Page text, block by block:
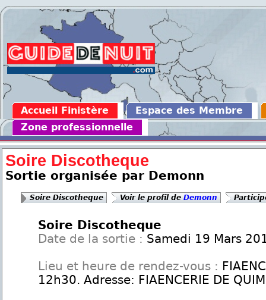
Accueil Finistère
Espace des Membre
Zone professionnelle
Soire Discotheque
Sortie organisée par Demonn
Soire Discotheque Voir le profil de Demonn
Soire Discotheque
Date de la sortie : Samedi 19 Mars
Lieu et heure de rendez-vous :
12h30. Adresse: FIAENCERIE DE